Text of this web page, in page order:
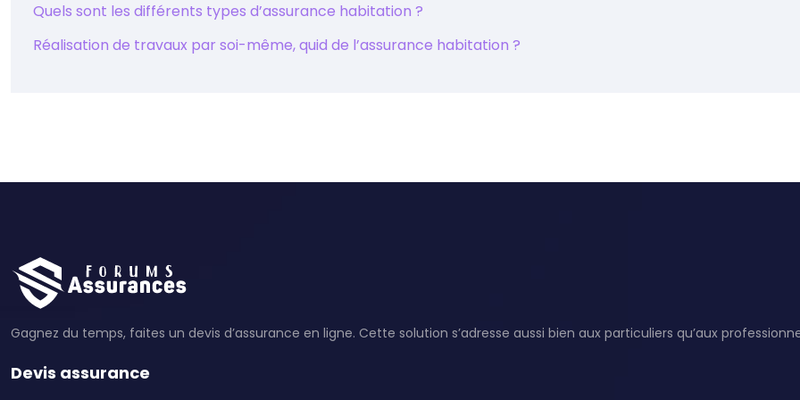
Quels sont les différents types d’assurance habitation ?
Réalisation de travaux par soi-même, quid de l’assurance habitation ?
Gagnez du temps, faites un devis d’assurance en ligne. Cette solution s’adresse aussi bien aux particuliers qu’aux
Devis assurance